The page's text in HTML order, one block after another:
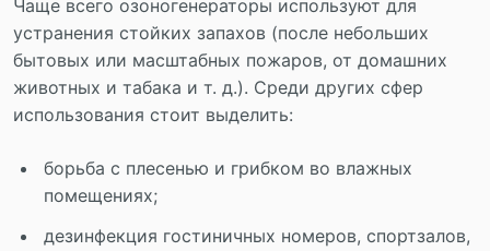
Чаще всего озоногенераторы используют для
устранения стойких запахов (после небольших
бытовых или масштабных пожаров, от домашних
животных и табака и т. д.). Среди других сфер
использования стоит выделить:
борьба с плесенью и грибком во влажных
помещениях;
дезинфекция гостиничных номеров, спортзалов,